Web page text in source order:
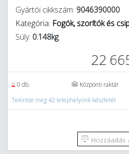
Gyártói cikkszám: 9046390000
Kategória: Fogók, szorítók és
Súly: 0.148kg
22
0 db. Központi raktár
Tekintse meg 42 telephelyünk készletét
Hozzáadás